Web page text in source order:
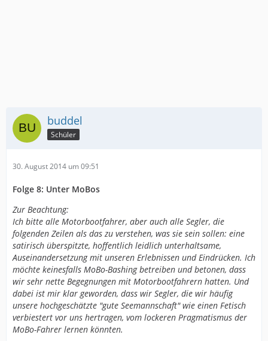
buddel
Schüler
30. August 2014 um 09:51
Folge 8: Unter MoBos
Zur Beachtung:
Ich bitte alle Motorbootfahrer, aber auch alle Segler, die
folgenden Zeilen als das zu verstehen, was sie sein sollen: eine
satirisch überspitzte, hoffentlich leidlich unterhaltsame,
Auseinandersetzung mit unseren Erlebnissen und Eindrücken. Ich
möchte keinesfalls MoBo-Bashing betreiben und betonen, dass
wir sehr nette Begegnungen mit Motorbootfahrern hatten. Und
dabei ist mir klar geworden, dass wir Segler, die wir häufig
unsere hochgeschätzte "gute Seemannschaft" wie einen Fetisch
verbiestert vor uns hertragen, vom lockeren Pragmatismus der
MoBo-Fahrer lernen könnten.